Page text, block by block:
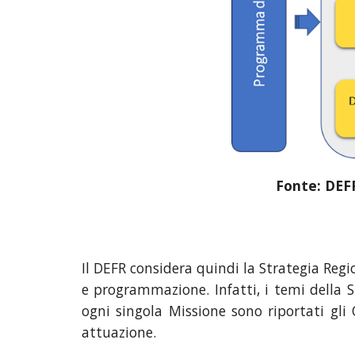
Fonte:
Il DEFR considera quindi la Strategia
e programmazione. Infatti, i temi della
ogni singola Missione sono riportati gli
attuazione.